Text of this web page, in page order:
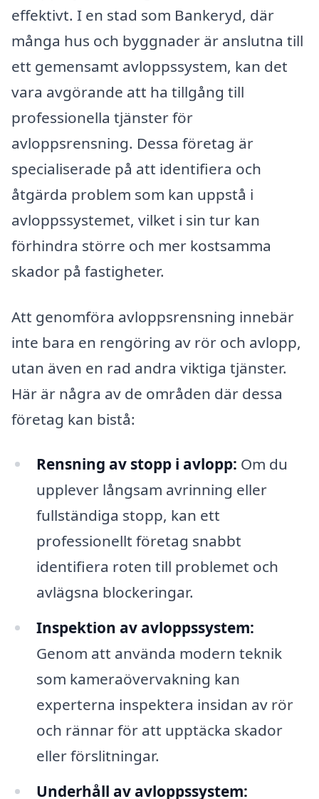
effektivt. I en stad som Bankeryd, där
många hus och byggnader är anslutna till
ett gemensamt avloppssystem, kan det
vara avgörande att ha tillgång till
professionella tjänster för
avloppsrensning. Dessa företag är
specialiserade på att identifiera och
åtgärda problem som kan uppstå i
avloppssystemet, vilket i sin tur kan
förhindra större och mer kostsamma
skador på fastigheter.
Att genomföra avloppsrensning innebär
inte bara en rengöring av rör och avlopp,
utan även en rad andra viktiga tjänster.
Här är några av de områden där dessa
företag kan bistå:
Rensning av stopp i avlopp: Om du
upplever långsam avrinning eller
fullständiga stopp, kan ett
professionellt företag snabbt
identifiera roten till problemet och
avlägsna blockeringar.
Inspektion av avloppssystem:
Genom att använda modern teknik
som kameraövervakning kan
experterna inspektera insidan av rör
och rännar för att upptäcka skador
eller förslitningar.
Underhåll av avloppssystem: